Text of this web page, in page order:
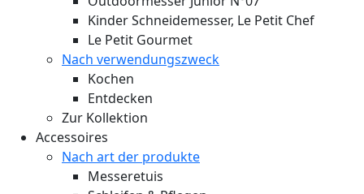
Kinder Schneidemesser, Le Petit Chef
Le Petit Gourmet
Nach verwendungszweck
Kochen
Entdecken
Zur Kollektion
Accessoires
Nach art der produkte
Messeretuis